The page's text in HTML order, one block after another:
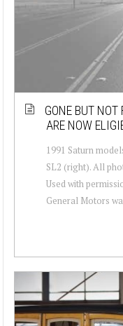
GONE BUT NOT
ARE NOW
1991 Saturn
SL2 (right). All
Used with
General Motors